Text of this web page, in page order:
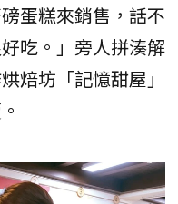
蛋糕來銷售，話不
吃。」旁人拼湊解
焙坊「記憶甜屋」